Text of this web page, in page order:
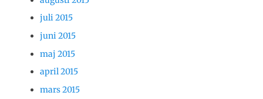
juli 2015
juni 2015
maj 2015
april 2015
mars 2015